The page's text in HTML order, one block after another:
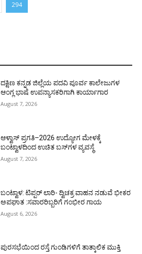
294
ದಕ್ಷಿಣ ಕನ್ನಡ ಜಿಲ್ಲೆಯ ಪದವಿ ಪೂರ್ವ ಕಾಲೇಜುಗಳ
ಆಂಗ್ಲ ಭಾಷೆ ಉಪನ್ಯಾಸಕರಿಗಾಗಿ ಕಾರ್ಯಾಗಾರ
August 7, 2026
ಆಳ್ವಾಸ್ ಪ್ರಗತಿ–2026 ಉದ್ಯೋಗ ಮೇಳಕ್ಕೆ
ಬಂಟ್ವಾಳದಿಂದ ಉಚಿತ ಬಸ್‌ಗಳ ವ್ಯವಸ್ಥೆ
August 7, 2026
ಬಂಟ್ವಾಳ: ಟಿಪ್ಪರ್ ಲಾರಿ- ದ್ವಿಚಕ್ರ ವಾಹನ ನಡುವೆ ಭೀಕರ
ಅಪಘಾತ :ಸವಾರರಿಬ್ಬರಿಗೆ ಗಂಭೀರ ಗಾಯ
August 6, 2026
ಪುರಸಭೆಯಿಂದ ರಸ್ತೆ ಗುಂಡಿಗಳಿಗೆ ತಾತ್ಕಾಲಿಕ ಮುಕ್ತಿ